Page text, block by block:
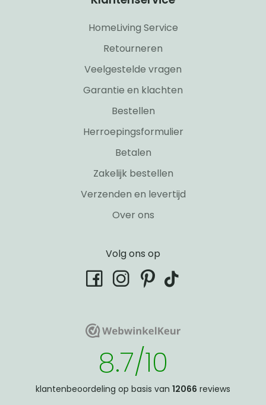
HomeLiving Service
Retourneren
Veelgestelde vragen
Garantie en klachten
Bestellen
Herroepingsformulier
Betalen
Zakelijk bestellen
Verzenden en levertijd
Over ons
Volg ons op
facebookinstagram
pinterest
tiktok
WebwinkelKeurWebwinkelKeur
8.7/10
klantenbeoordeling op basis van 12066 reviews